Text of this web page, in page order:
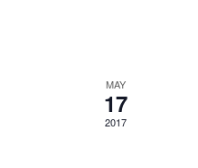
MAY
17
2017